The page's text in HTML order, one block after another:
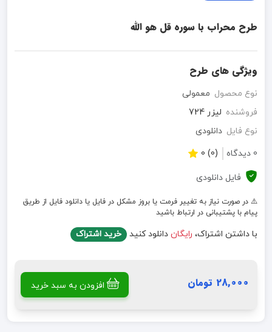
طرح محراب با سوره قل هو الله
ویژگی های طرح
نوع محصول معمولی
فروشنده لیزر 724
نوع فایل دانلودی
0 دیدگاه
(0) 0
فایل دانلودی
⚠️ در صورت نیاز به تغییر فرمت یا بروز مشکل در فایل یا دانلود فایل از طریق
پیام با پشتیبانی در ارتباط باشید
با داشتن اشتراک، رایگان دانلود کنید خرید اشتراک
28,000 تومان افزودن به سبد خرید